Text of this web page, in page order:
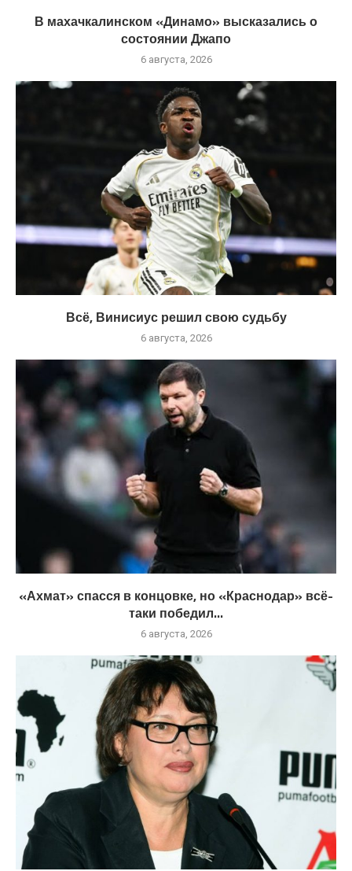
В махачкалинском «Динамо» высказались о
состоянии Джапо
6 августа, 2026
Всё, Винисиус решил свою судьбу
6 августа, 2026
«Ахмат» спасся в концовке, но «Краснодар» всё-
таки победил...
6 августа, 2026